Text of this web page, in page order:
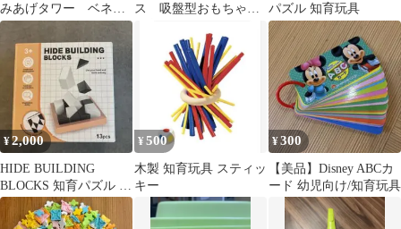
みあげタワー ベネッ
セ
ス 吸盤型おもちゃ
パズル 知育玩具
¥2,000
HIDE BUILDING
BLOCKS 知育パズル 13
ピース
¥ 500
木製 知育玩具 スティッ
キー
¥300
【美品】Disney ABCカ
ード 幼児向け/知育玩具